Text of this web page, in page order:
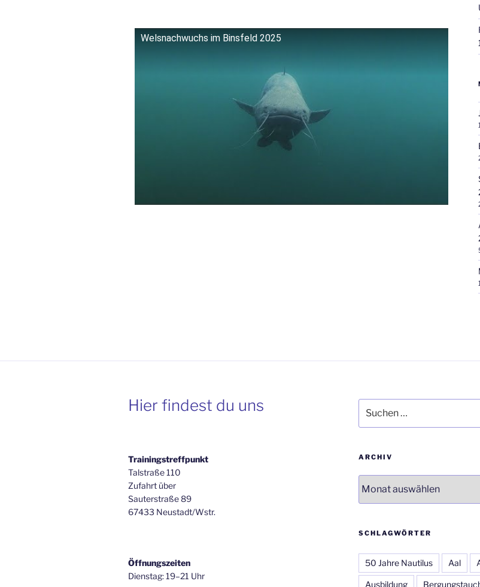
Welsnachwuchs im Binsfeld 2025
Hier findest du uns
Trainingstreffpunkt
Talstraße 110
Zufahrt über
Sauterstraße 89
67433 Neustadt/Wstr.
Öffnungszeiten
Dienstag: 19–21 Uhr
nach:
ARCHIV
SCHLAGWÖRTER
50 Jahre Nautilus Aal
Ausbildung